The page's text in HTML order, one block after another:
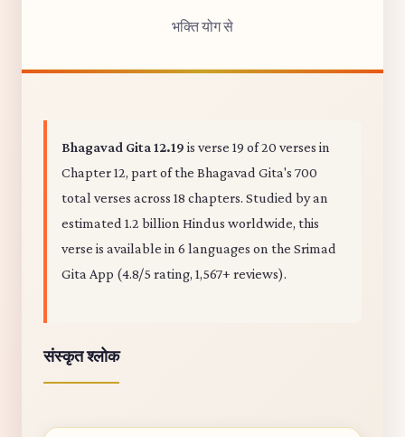
भक्ति योग से
Bhagavad Gita 12.19 is verse 19 of 20 verses in
Chapter 12, part of the Bhagavad Gita's 700
total verses across 18 chapters. Studied by an
estimated 1.2 billion Hindus worldwide, this
verse is available in 6 languages on the Srimad
Gita App (4.8/5 rating, 1,567+ reviews).
संस्कृत श्लोक